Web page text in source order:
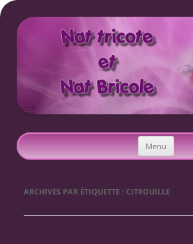
Menu au
ARCHIVES PAR ÉTIQUETTE : CITROUILLE